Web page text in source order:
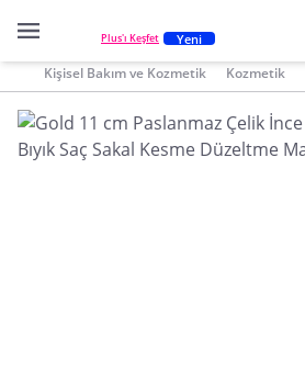
Plus'ı Keşfet Yeni
Kişisel Bakım ve Kozmetik Kozmetik